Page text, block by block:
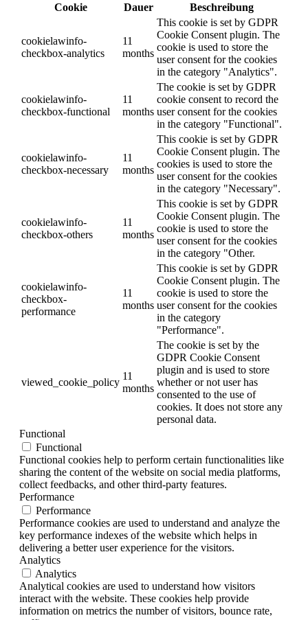
Cookie
Dauer Beschreibung
cookielawinfo-
checkbox-analytics
11
months
This cookie is set by GDPR
Cookie Consent plugin. The
cookie is used to store the
user consent for the cookies
in the category "Analytics".
cookielawinfo-
checkbox-functional
11
months
The cookie is set by GDPR
cookie consent to record the
user consent for the cookies
in the category "Functional".
cookielawinfo-
checkbox-necessary
11
months
This cookie is set by GDPR
Cookie Consent plugin. The
cookies is used to store the
user consent for the cookies
in the category "Necessary".
cookielawinfo-
checkbox-others
11
months
This cookie is set by GDPR
Cookie Consent plugin. The
cookie is used to store the
user consent for the cookies
in the category "Other.
cookielawinfo-
checkbox-
performance
11
months
This cookie is set by GDPR
Cookie Consent plugin. The
cookie is used to store the
user consent for the cookies
in the category
"Performance".
viewed_cookie_policy
11
months
The cookie is set by the
GDPR Cookie Consent
plugin and is used to store
whether or not user has
consented to the use of
cookies. It does not store any
personal data.
Functional
Functional
Functional cookies help to perform certain functionalities like
sharing the content of the website on social media platforms,
collect feedbacks, and other third-party features.
Performance
Performance
Performance cookies are used to understand and analyze the
key performance indexes of the website which helps in
delivering a better user experience for the visitors.
Analytics
Analytics
Analytical cookies are used to understand how visitors
interact with the website. These cookies help provide
information on metrics the number of visitors, bounce rate,